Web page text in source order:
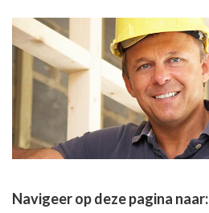
Navigeer op deze pagina naar: